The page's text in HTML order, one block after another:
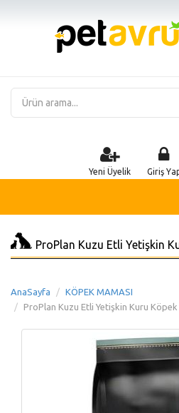
Yeni Üyelik Giriş
ProPlan Kuzu Etli Yetişkin
AnaSayfa
KÖPEK MAMASI
ProPlan Kuzu Etli Yetişkin Kuru Köpek